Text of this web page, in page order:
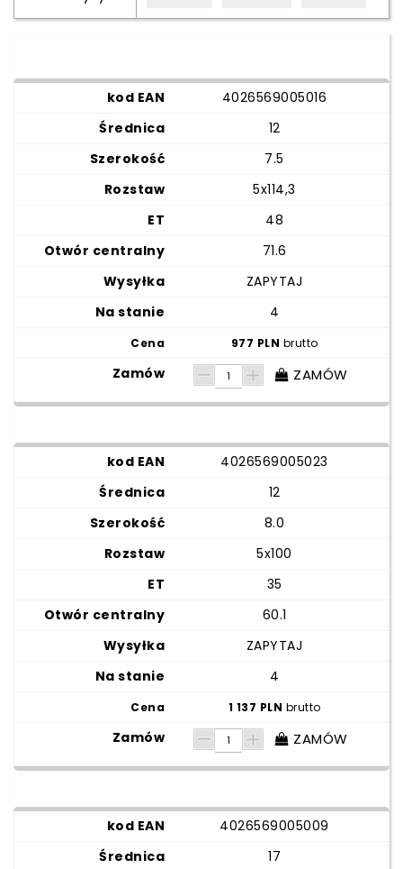
4026569005016
12
7.5
5x114,3
48
71.6
ZAPYTAJ
4
977 PLN brutto
ZAMÓW
4026569005023
12
8.0
5x100
35
60.1
ZAPYTAJ
4
1 137 PLN brutto
ZAMÓW
4026569005009
17